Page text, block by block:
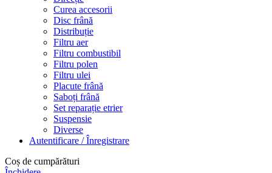
Curea accesorii
Disc frână
Distribuție
Filtru aer
Filtru combustibil
Filtru polen
Filtru ulei
Placute frână
Saboți frână
Set reparație etrier
Suspensie
Diverse
Autentificare / Înregistrare
Coș de cumpărături